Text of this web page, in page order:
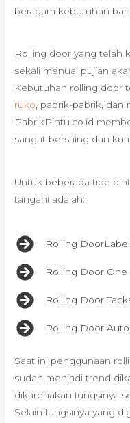
beragam kebutuhan
Rolling door yang telah
sekali menuai pujian
Kebutuhan rolling door
ruko , pabrik-pabrik, dan
PabrikPintu.co.id
sangat bersaing dan
Untuk beberapa tipe
tangani adalah:
Rolling DoorLabel
Rolling Door
Rolling Door
Rolling Door
Saat ini penggunaan
sudah menjadi trend
dikarenakan fungsinya
Selain fungsinya yang